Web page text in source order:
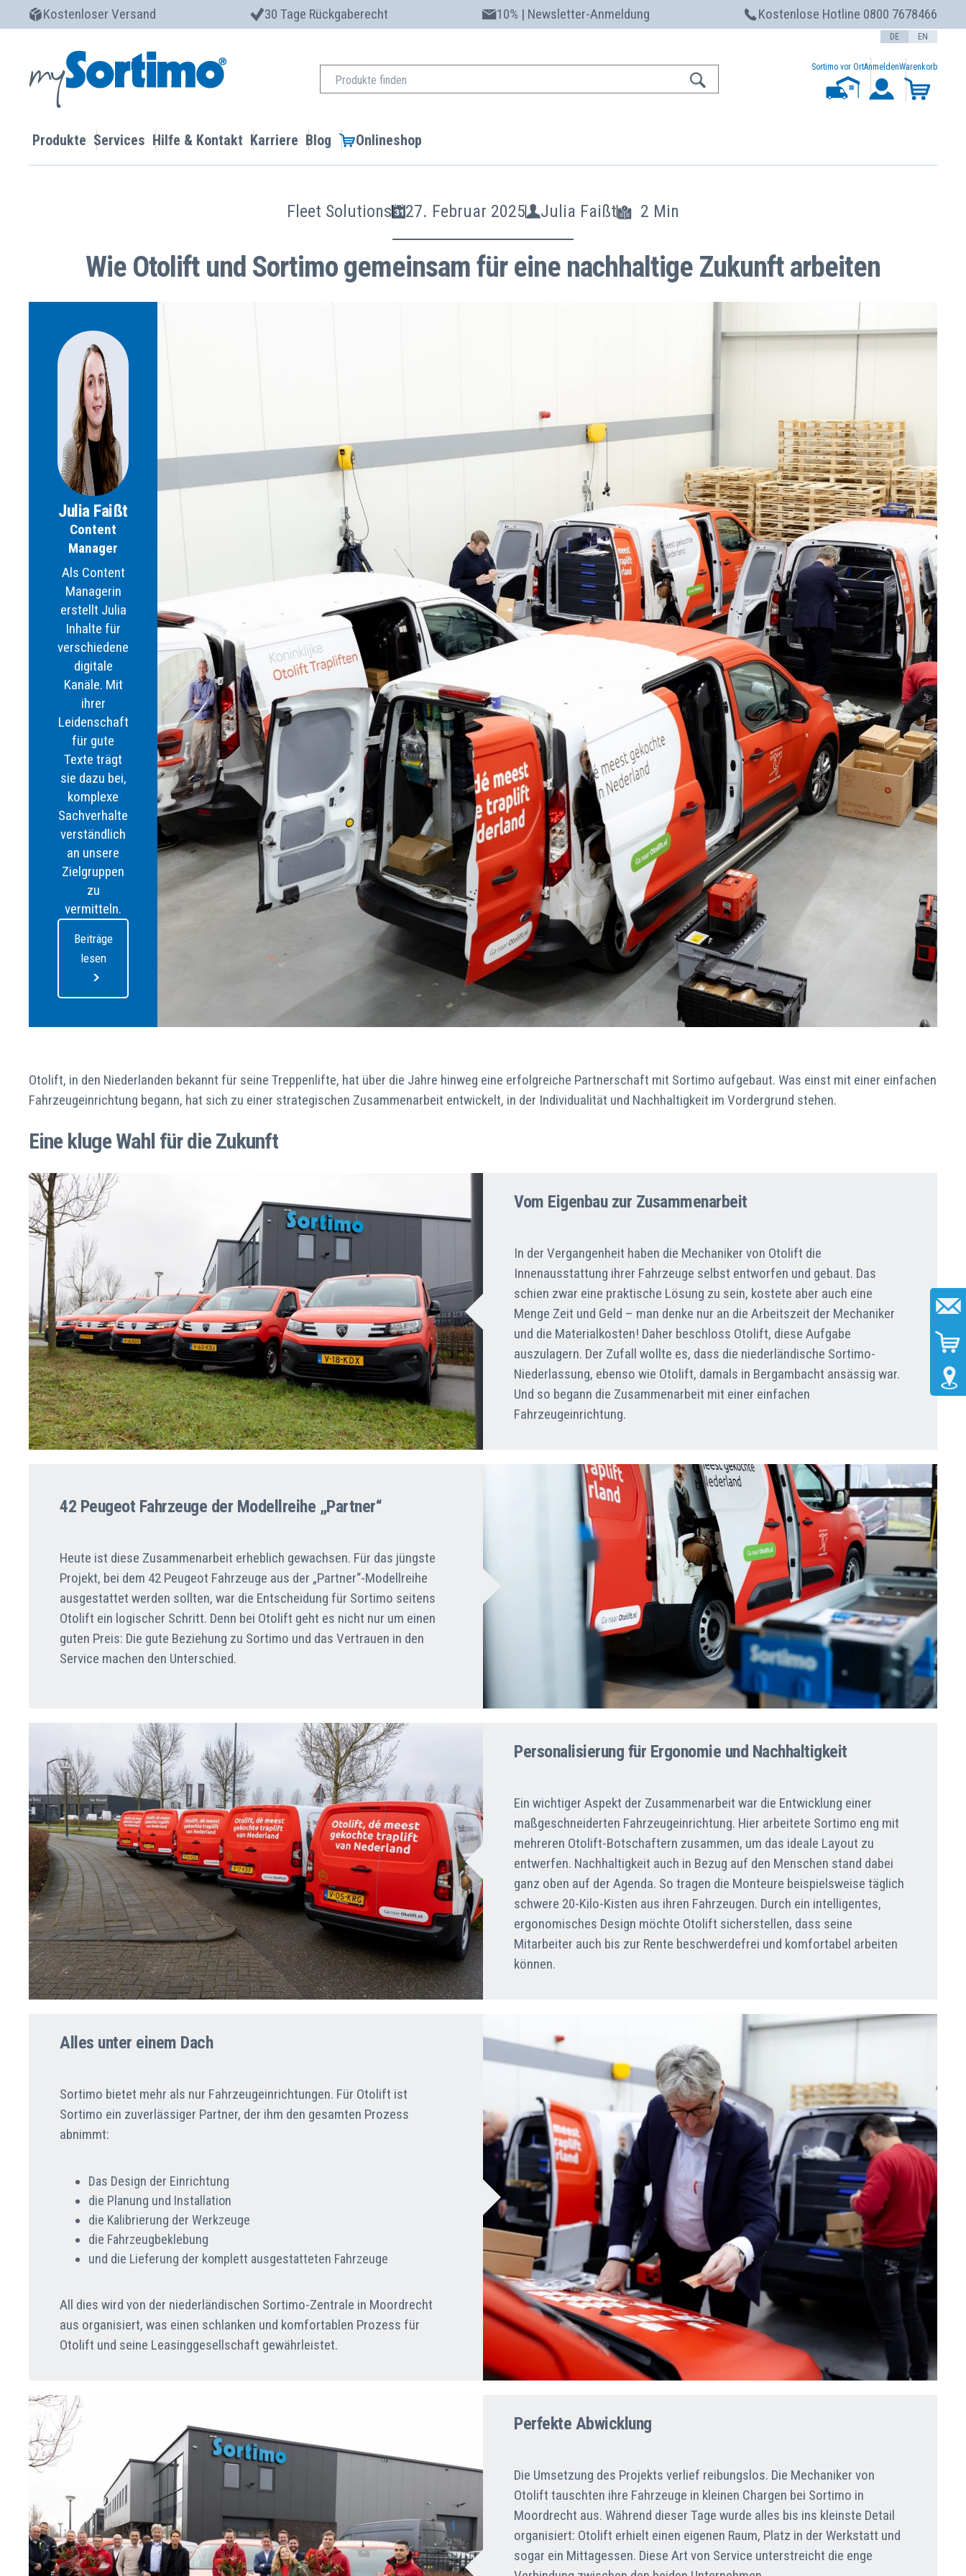
Kostenloser Versand 30 Tage Rückgaberecht 10% | Newsletter-Anmeldung Kostenlose Hotline 0800 7678466
DE EN
Sortimo vor OrtAnmeldenWarenkorb
Produkte Services Hilfe & Kontakt Karriere Blog Onlineshop
Fleet Solutions 27. Februar 2025 Julia Faißt 2 Min
Wie Otolift und Sortimo gemeinsam für eine nachhaltige Zukunft arbeiten
Julia Faißt
Content
Manager
Als Content
Managerin
erstellt Julia
Inhalte für
verschiedene
digitale
Kanäle. Mit
ihrer
Leidenschaft
für gute
Texte trägt
sie dazu bei,
komplexe
Sachverhalte
verständlich
an unsere
Zielgruppen
zu
vermitteln.
Beiträge
lesen
Otolift, in den Niederlanden bekannt für seine Treppenlifte, hat über die Jahre hinweg eine erfolgreiche Partnerschaft mit Sortimo aufgebaut. Was einst mit einer einfachen
Fahrzeugeinrichtung begann, hat sich zu einer strategischen Zusammenarbeit entwickelt, in der Individualität und Nachhaltigkeit im Vordergrund stehen.
Eine kluge Wahl für die Zukunft
Vom Eigenbau zur Zusammenarbeit
In der Vergangenheit haben die Mechaniker von Otolift die
Innenausstattung ihrer Fahrzeuge selbst entworfen und gebaut. Das
schien zwar eine praktische Lösung zu sein, kostete aber auch eine
Menge Zeit und Geld – man denke nur an die Arbeitszeit der Mechaniker
und die Materialkosten! Daher beschloss Otolift, diese Aufgabe
auszulagern. Der Zufall wollte es, dass die niederländische Sortimo-
Niederlassung, ebenso wie Otolift, damals in Bergambacht ansässig war.
Und so begann die Zusammenarbeit mit einer einfachen
Fahrzeugeinrichtung.
42 Peugeot Fahrzeuge der Modellreihe „Partner“
Heute ist diese Zusammenarbeit erheblich gewachsen. Für das jüngste
Projekt, bei dem 42 Peugeot Fahrzeuge aus der „Partner“-Modellreihe
ausgestattet werden sollten, war die Entscheidung für Sortimo seitens
Otolift ein logischer Schritt. Denn bei Otolift geht es nicht nur um einen
guten Preis: Die gute Beziehung zu Sortimo und das Vertrauen in den
Service machen den Unterschied.
Personalisierung für Ergonomie und Nachhaltigkeit
Ein wichtiger Aspekt der Zusammenarbeit war die Entwicklung einer
maßgeschneiderten Fahrzeugeinrichtung. Hier arbeitete Sortimo eng mit
mehreren Otolift-Botschaftern zusammen, um das ideale Layout zu
entwerfen. Nachhaltigkeit auch in Bezug auf den Menschen stand dabei
ganz oben auf der Agenda. So tragen die Monteure beispielsweise täglich
schwere 20-Kilo-Kisten aus ihren Fahrzeugen. Durch ein intelligentes,
ergonomisches Design möchte Otolift sicherstellen, dass seine
Mitarbeiter auch bis zur Rente beschwerdefrei und komfortabel arbeiten
können.
Alles unter einem Dach
Sortimo bietet mehr als nur Fahrzeugeinrichtungen. Für Otolift ist
Sortimo ein zuverlässiger Partner, der ihm den gesamten Prozess
abnimmt:
Das Design der Einrichtung
die Planung und Installation
die Kalibrierung der Werkzeuge
die Fahrzeugbeklebung
und die Lieferung der komplett ausgestatteten Fahrzeuge
All dies wird von der niederländischen Sortimo-Zentrale in Moordrecht
aus organisiert, was einen schlanken und komfortablen Prozess für
Otolift und seine Leasinggesellschaft gewährleistet.
Perfekte Abwicklung
Die Umsetzung des Projekts verlief reibungslos. Die Mechaniker von
Otolift tauschten ihre Fahrzeuge in kleinen Chargen bei Sortimo in
Moordrecht aus. Während dieser Tage wurde alles bis ins kleinste Detail
organisiert: Otolift erhielt einen eigenen Raum, Platz in der Werkstatt und
sogar ein Mittagessen. Diese Art von Service unterstreicht die enge